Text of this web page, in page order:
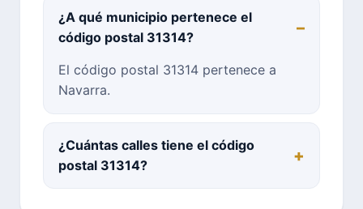
¿A qué municipio pertenece el
código postal 31314?
El código postal 31314 pertenece a
Navarra.
¿Cuántas calles tiene el código
postal 31314?